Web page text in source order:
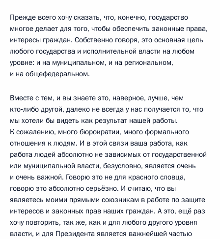
Прежде всего хочу сказать, что, конечно, государство
многое делает для того, чтобы обеспечить законные права,
интересы граждан. Собственно говоря, это основная цель
любого государства и исполнительной власти на любом
уровне: и на муниципальном, и на региональном,
и на общефедеральном.
Вместе с тем, и вы знаете это, наверное, лучше, чем
кто‑либо другой, далеко не всегда у нас получается то, что
мы хотели бы видеть как результат нашей работы.
К сожалению, много бюрократии, много формального
отношения к людям. И в этой связи ваша работа, как
работа людей абсолютно не зависимых от государственной
или муниципальной власти, безусловно, является очень
и очень важной. Говорю это не для красного словца,
говорю это абсолютно серьёзно. И считаю, что вы
являетесь моими прямыми союзникам в работе по защите
интересов и законных прав наших граждан. А это, ещё раз
хочу повторить, так же, как и для любого другого уровня
власти, и для Президента является важнейшей частью